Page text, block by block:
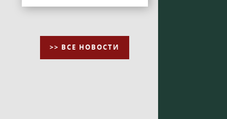
>> ВСЕ НОВОСТИ